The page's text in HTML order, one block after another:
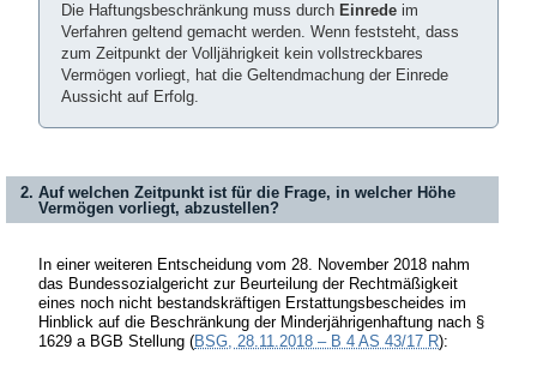
Die Haftungsbeschränkung muss durch Einredeim
Verfahren geltend gemacht werden. Wenn feststeht, dass
zum Zeitpunkt der Volljährigkeit kein vollstreckbares
Vermögen vorliegt, hat die Geltendmachung der Einrede
Aussicht auf Erfolg.
2. Auf welchen Zeitpunkt ist für die Frage, in welcher Höhe
Vermögen vorliegt, abzustellen?
In einer weiteren Entscheidung vom 28. November 2018 nahm
das Bundessozialgericht zur Beurteilung der Rechtmäßigkeit
eines noch nicht bestandskräftigen Erstattungsbescheides im
Hinblick auf die Beschränkung der Minderjährigenhaftung nach §
1629 a BGB Stellung (BSG, 28.11.2018 – B 4 AS 43/17 R):